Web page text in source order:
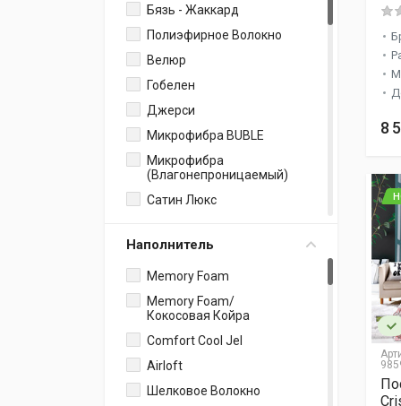
И Сауны
Плед
Набор Полотенец
Подушки
Анатомические С
Эффектом Памяти
Классические Шторы
Пододеяльник
Скатерть
Матрас Пружинный
Бязь - Жаккард
Полиэфирное Волокно
Велюр
Гобелен
Джерси
Микрофибра BUBLE
Микрофибра
(влагонепроницаемый)
Сатин Люкс
Спанбонд
Мако-Сатин+Жаккард
Медицинская Клеенка
Микрофибра /
Наполнитель
Memory Foam
Memory Foam/
Кокосовая Койра
Comfort Cool Jel
Airloft
Шелковое Волокно
8